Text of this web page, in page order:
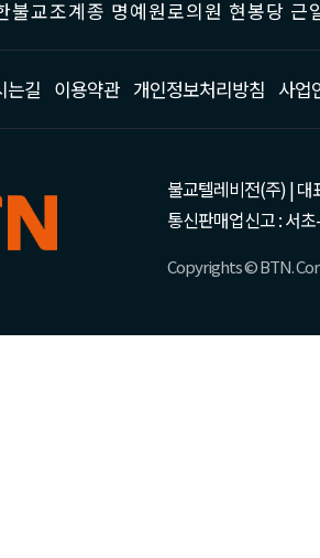
불교조계종 명예원로의원 현봉당
는길 이용약관 개인정보처리방침 사업
불교텔레비전(주) | 대
통신판매업신고 : 서
Copyrights © BTN.